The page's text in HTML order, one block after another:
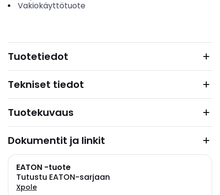
Vakiokäyttötuote
Tuotetiedot
Tekniset tiedot
Tuotekuvaus
Dokumentit ja linkit
EATON -tuote
Tutustu EATON-sarjaan
Xpole